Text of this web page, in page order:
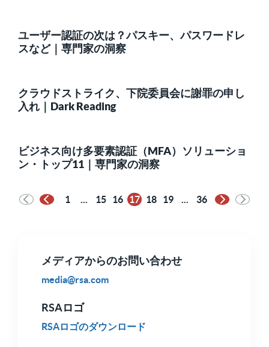
メディアからのお問い合わせ
media@rsa.com
RSAロゴ
RSAロゴのダウンロード
ユーザー認証の次は？パスキー、パスワードレ
スなど｜専門家の洞察
クラウドストライク、下院委員会に謝罪の申し
入れ｜Dark Reading
ビジネス向け多要素認証（MFA）ソリューショ
ン・トップ11｜専門家の洞察
前のページ
1 ... 15 16 17 18 19 ... 36
次のページ